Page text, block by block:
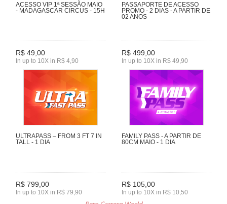
ACESSO VIP 1ª SESSÃO MAIO
- MADAGASCAR CIRCUS - 15H
R$ 49,00
In up to 10X in R$ 4,90
PASSAPORTE DE ACESSO
PROMO - 2 DIAS - A PARTIR DE
02 ANOS
R$ 499,00
In up to 10X in R$ 49,90
ULTRAPASS – FROM 3 FT 7 IN
TALL - 1 DIA
R$ 799,00
In up to 10X in R$ 79,90
FAMILY PASS - A PARTIR DE
80CM MAIO - 1 DIA
R$ 105,00
In up to 10X in R$ 10,50